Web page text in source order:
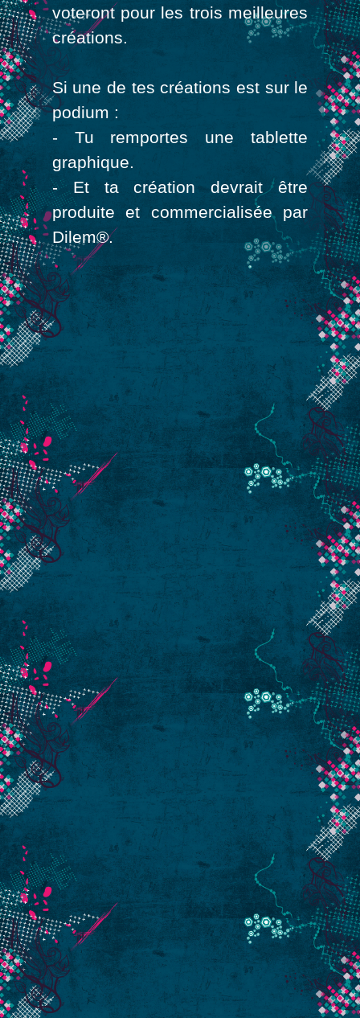
voteront pour les trois meilleures
créations.
Si une de tes créations est sur le
podium :
- Tu remportes une tablette
graphique.
- Et ta création devrait être
produite et commercialisée par
Dilem®.